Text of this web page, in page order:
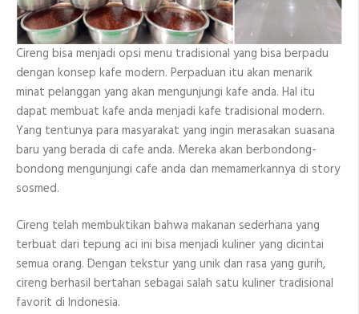
Cireng bisa menjadi opsi menu tradisional yang bisa berpadu
dengan konsep kafe modern. Perpaduan itu akan menarik
minat pelanggan yang akan mengunjungi kafe anda. Hal itu
dapat membuat kafe anda menjadi kafe tradisional modern.
Yang tentunya para masyarakat yang ingin merasakan suasana
baru yang berada di cafe anda. Mereka akan berbondong-
bondong mengunjungi cafe anda dan memamerkannya di story
sosmed.
Cireng telah membuktikan bahwa makanan sederhana yang
terbuat dari tepung aci ini bisa menjadi kuliner yang dicintai
semua orang. Dengan tekstur yang unik dan rasa yang gurih,
cireng berhasil bertahan sebagai salah satu kuliner tradisional
favorit di Indonesia.